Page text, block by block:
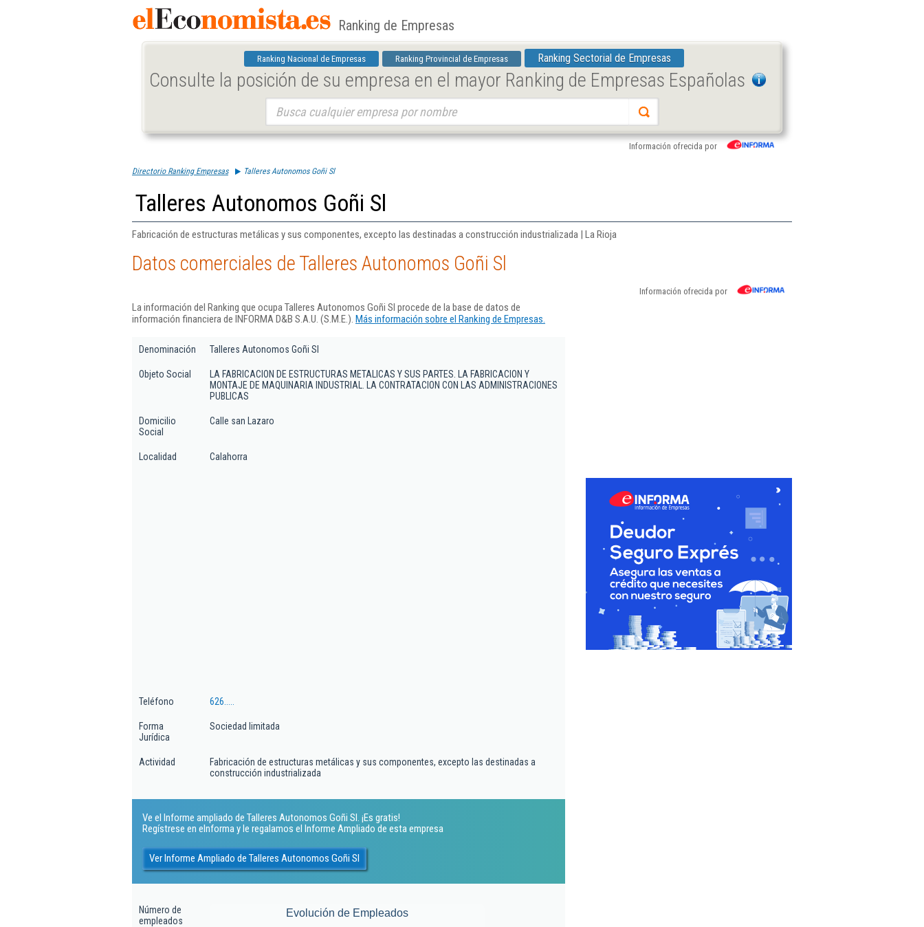
Ranking de Empresas
Ranking Nacional de Empresas Ranking Provincial de Empresas Ranking Sectorial de Empresas
Consulte la posición de su empresa en el mayor Ranking de Empresas Españolas
Información ofrecida por
Directorio Ranking Empresas Talleres Autonomos Goñi Sl
Talleres Autonomos Goñi Sl
Fabricación de estructuras metálicas y sus componentes, excepto las destinadas a construcción industrializada | La Rioja
Datos comerciales de Talleres Autonomos Goñi Sl
Información ofrecida por
La información del Ranking que ocupa Talleres Autonomos Goñi Sl procede de la base de datos de
información financiera de INFORMA D&B S.A.U. (S.M.E.). Más información sobre el Ranking de Empresas.
Denominación Talleres Autonomos Goñi Sl
Objeto Social
LA FABRICACION DE ESTRUCTURAS METALICAS Y SUS PARTES. LA FABRICACION Y
MONTAJE DE MAQUINARIA INDUSTRIAL. LA CONTRATACION CON LAS ADMINISTRACIONES
PUBLICAS
Domicilio
Social
Calle san Lazaro
Localidad Calahorra
Teléfono 626.....
Forma
Jurídica
Sociedad limitada
Actividad
Fabricación de estructuras metálicas y sus componentes, excepto las destinadas a
construcción industrializada
Ve el Informe ampliado de Talleres Autonomos Goñi Sl. ¡Es gratis!
Regístrese en eInforma y le regalamos el Informe Ampliado de esta empresa
Ver Informe Ampliado de Talleres Autonomos Goñi Sl
Número de
empleados
Evolución de Empleados